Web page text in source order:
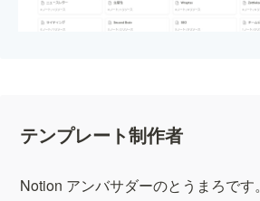
テンプレート制作者
Notion アンバサダーのとうまろです。